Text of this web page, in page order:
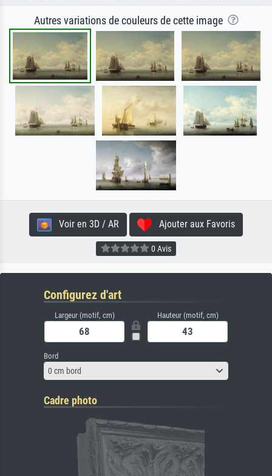
Autres variations de couleurs de cette image
Voir en 3D / AR Ajouter aux Favoris
0 Avis
Configurez d'art
Largeur (motif, cm) Hauteur (motif, cm)
Bord
0 cm bord
Cadre photo